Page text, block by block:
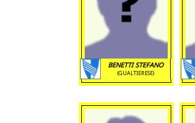
BENETTI STEFANO
(GUALTIERESE)